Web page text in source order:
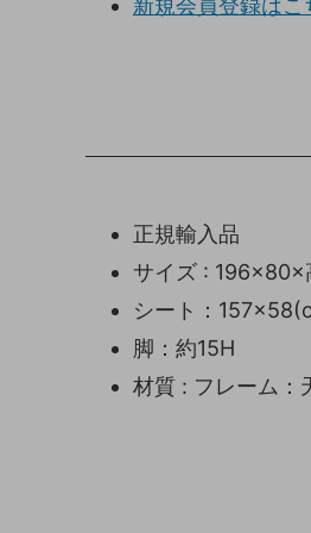
新規会員登録はこ
正規輸入品
サイズ :
シート：
脚：約15H
材質 : フレーム：